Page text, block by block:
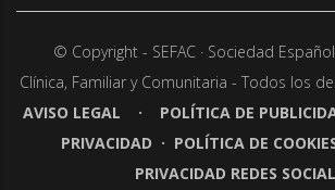
© Copyright - SEFAC · Sociedad
Clínica, Familiar y Comunitaria - Todos los
AVISO LEGAL
· POLÍTICA DE
PRIVACIDAD · POLÍTICA DE
PRIVACIDAD REDES